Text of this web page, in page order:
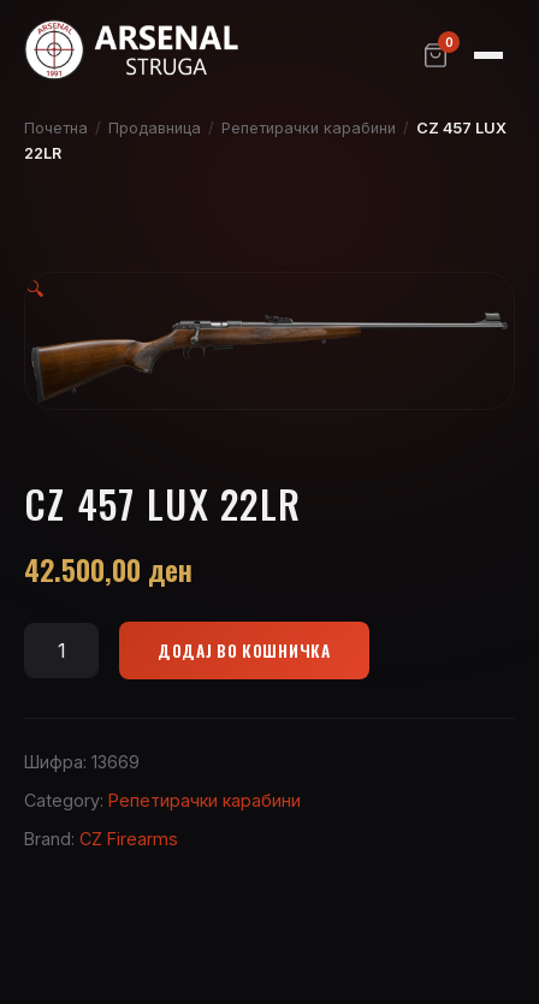
0
Почетна / Продавница / Репетирачки карабини / CZ 457 LUX
22LR
🔍
CZ 457 LUX 22LR
42.500,00 ден
22LR
quantity
ДОДАЈ ВО КОШНИЧКА
Шифра: 13669
Category: Репетирачки карабини
Brand: CZ Firearms